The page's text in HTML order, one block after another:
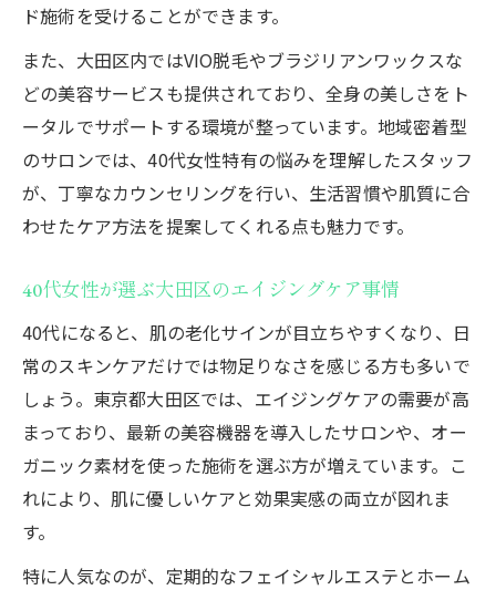
ド施術を受けることができます。
また、大田区内ではVIO脱毛やブラジリアンワックスな
どの美容サービスも提供されており、全身の美しさをト
ータルでサポートする環境が整っています。地域密着型
のサロンでは、40代女性特有の悩みを理解したスタッフ
が、丁寧なカウンセリングを行い、生活習慣や肌質に合
わせたケア方法を提案してくれる点も魅力です。
40代女性が選ぶ大田区のエイジングケア事情
40代になると、肌の老化サインが目立ちやすくなり、日
常のスキンケアだけでは物足りなさを感じる方も多いで
しょう。東京都大田区では、エイジングケアの需要が高
まっており、最新の美容機器を導入したサロンや、オー
ガニック素材を使った施術を選ぶ方が増えています。こ
れにより、肌に優しいケアと効果実感の両立が図れま
す。
特に人気なのが、定期的なフェイシャルエステとホーム